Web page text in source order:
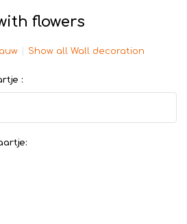
flowers
Show all Wall decoration
: